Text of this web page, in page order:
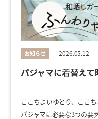
お知らせ 2026.05.12
パジャマに着替えて
ここちよいゆとり、ここ
パジャマに必要な3つの要